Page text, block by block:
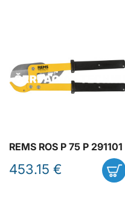
REMS ROS P 75 P 291101
453.15 €